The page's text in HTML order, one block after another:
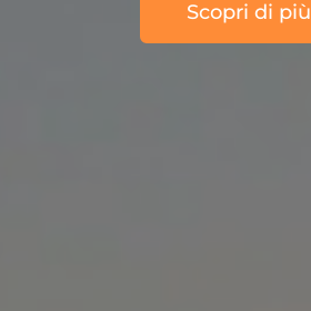
Scopri di più